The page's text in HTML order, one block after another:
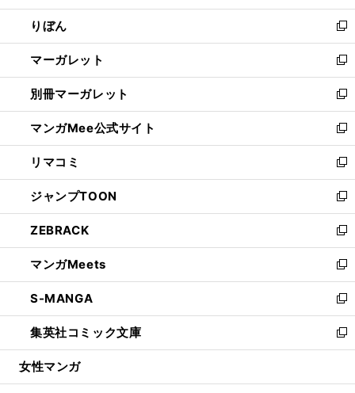
開
く
ウ
で
開
く
ン
ド
ウ
で
開
く
ウ
ィ
ン
ド
ウ
で
開
く
りぼん
新
し
い
ウ
ィ
ン
ド
ウ
で
開
く
マーガレット
新
し
い
ウ
ィ
ン
ド
ウ
で
開
く
別冊マーガレット
新
し
い
ウ
ィ
ン
ド
ウ
で
開
く
マンガMee公式サイト
新
し
い
ウ
ィ
ン
ド
ウ
で
開
く
リマコミ
新
し
い
ウ
ィ
ン
ド
ウ
で
開
く
ジャンプTOON
新
し
い
ウ
ィ
ン
ド
ウ
で
開
ZEBRACK
新
し
い
ウ
ィ
ン
ド
ウ
開
マンガMeets
新
し
い
ウ
ィ
ン
ウ
S-MANGA
新
し
い
ウ
ン
集英社コミック文庫
新
し
ウ
女性マンガ